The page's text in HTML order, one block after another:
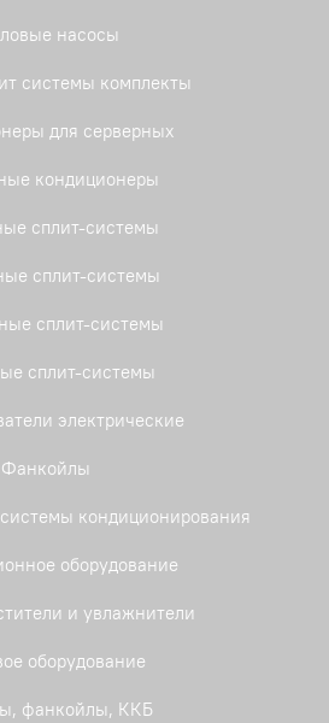
насосы
системы комплекты
для серверных
кондиционеры
сплит-системы
сплит-системы
сплит-системы
сплит-системы
электрические
Фанкойлы
кондиционирования
оборудование
и увлажнители
оборудование
фанкойлы, ККБ